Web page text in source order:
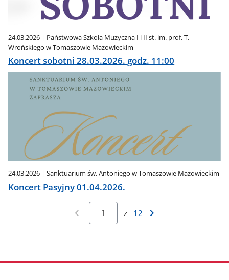
24.03.2026
Państwowa Szkoła Muzyczna I i II st. im. prof. T.
Wrońskiego w Tomaszowie Mazowieckim
Koncert sobotni 28.03.2026. godz. 11:00
24.03.2026 Sanktuarium św. Antoniego w Tomaszowie Mazowieckim
Koncert Pasyjny 01.04.2026.
z 12